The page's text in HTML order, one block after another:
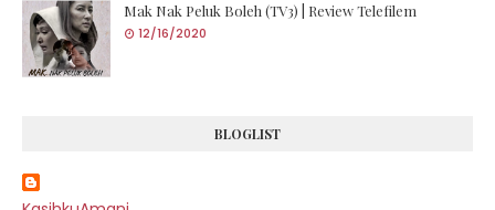
Mak Nak Peluk Boleh (TV3) | Review Telefilem
12/16/2020
BLOGLIST